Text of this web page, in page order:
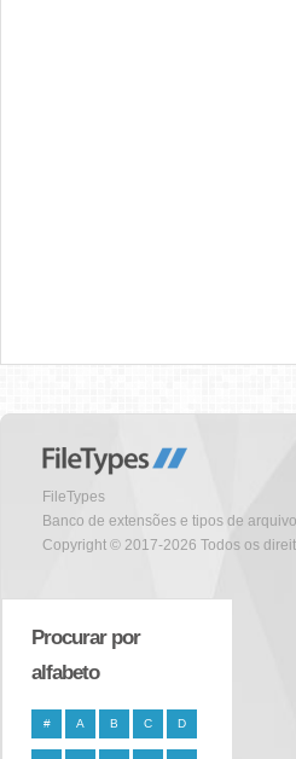
FileTypes
Banco de extensões e tipos de
Copyright © 2017-2026 Todos os
Procurar por
alfabeto
# A B C D